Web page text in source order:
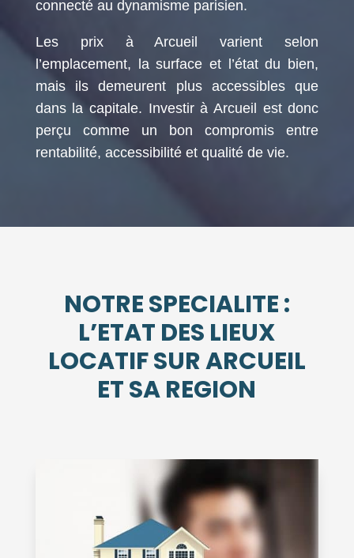
connecté au dynamisme parisien.
Les prix à Arcueil varient selon
l’emplacement, la surface et l’état du bien,
mais ils demeurent plus accessibles que
dans la capitale. Investir à Arcueil est donc
perçu comme un bon compromis entre
rentabilité, accessibilité et qualité de vie.
NOTRE SPECIALITE :
L’ETAT DES LIEUX
LOCATIF SUR ARCUEIL
ET SA REGION